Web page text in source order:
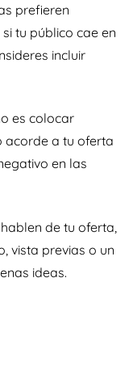
prefieren
tu público cae en
incluir
es colocar
acorde a tu oferta
en las
de tu oferta,
vista previas o un
ideas.